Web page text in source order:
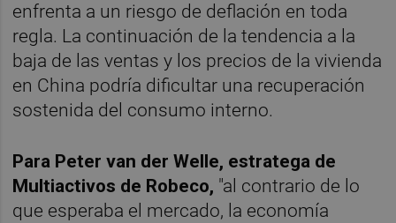
enfrenta a un riesgo de deflación en toda
regla. La continuación de la tendencia a la
baja de las ventas y los precios de la vivienda
en China podría dificultar una recuperación
sostenida del consumo interno.
Para Peter van der Welle, estratega de
Multiactivos de Robeco, "al contrario de lo
que esperaba el mercado, la economía